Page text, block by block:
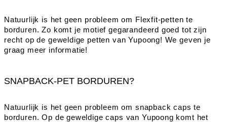
Natuurlijk is het geen probleem om Flexfit-petten te
borduren. Zo komt je motief gegarandeerd goed tot zijn
recht op de geweldige petten van Yupoong! We geven je
graag meer informatie!
SNAPBACK-PET BORDUREN?
Natuurlijk is het geen probleem om snapback caps te
borduren. Op de geweldige caps van Yupoong komt het